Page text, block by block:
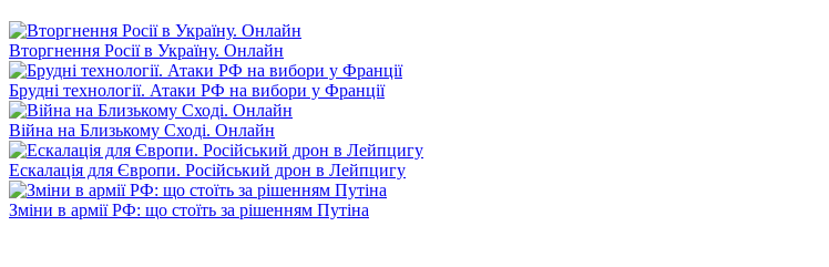
Вторгнення Росії в Україну. Онлайн
Брудні технології. Атаки РФ на вибори у Франції
Війна на Близькому Сході. Онлайн
Ескалація для Європи. Російський дрон в Лейпцигу
Зміни в армії РФ: що стоїть за рішенням Путіна